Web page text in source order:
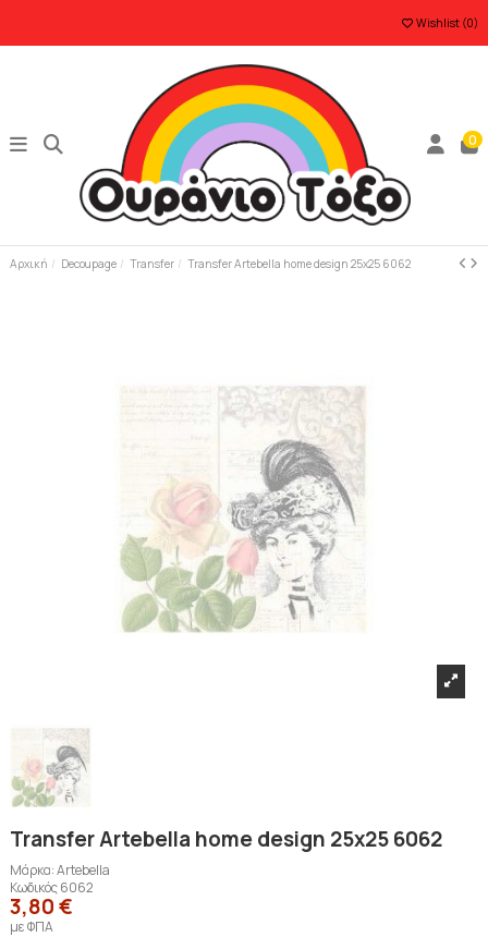
Wishlist (0)
0
Αρχική Decoupage Transfer Transfer Artebella home design 25x25 6062
Transfer Artebella home design 25x25 6062
Μάρκα:Artebella
Κωδικός6062
3,80 €
με ΦΠΑ